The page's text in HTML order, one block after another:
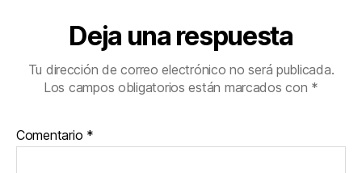
Deja una respuesta
Tu dirección de correo electrónico no será publicada.
Los campos obligatorios están marcados con *
Comentario *